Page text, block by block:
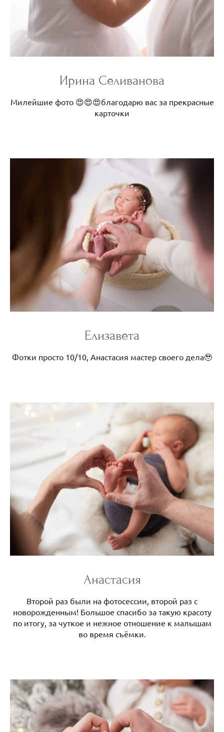
Ирина Селиванова
Милейшие фото 😍😍😍благодарю вас за прекрасные
карточки
Елизавета
Фотки просто 10/10, Анастасия мастер своего дела🥹
Анастасия
Второй раз были на фотосессии, второй раз с
новорожденным! Большое спасибо за такую красоту
по итогу, за чуткое и нежное отношение к малышам
во время съёмки.